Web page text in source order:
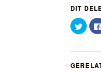
DIT
Klik
om
in